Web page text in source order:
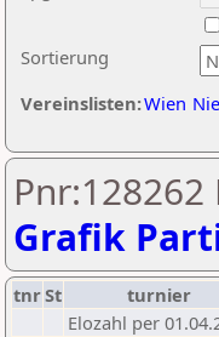
Sortierung
Vereinslisten:Wien
Grafik
tnrSt turnier
Elozahl per